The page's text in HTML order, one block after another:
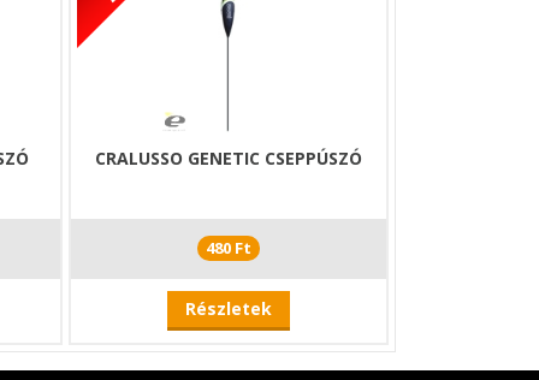
CRALUSSO GENETIC CSEPPÚSZÓ
480 Ft
Részletek